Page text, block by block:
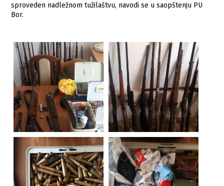
sproveden nadležnom tužilaštvu, navodi se u saopštenju PU
Bor.